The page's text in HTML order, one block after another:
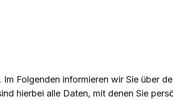
Folgenden informieren wir Sie über
hierbei alle Daten, mit denen Sie